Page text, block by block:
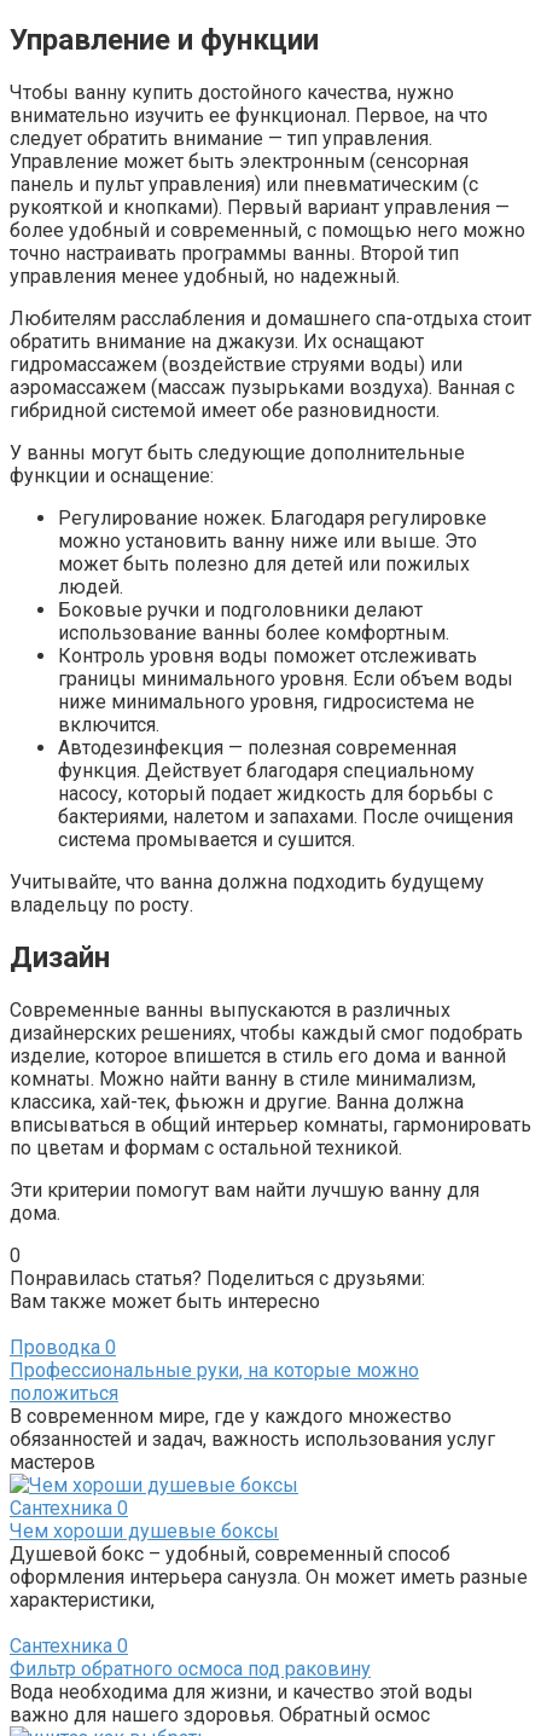
Управление и функции
Чтобы ванну купить достойного качества, нужно
внимательно изучить ее функционал. Первое, на что
следует обратить внимание — тип управления.
Управление может быть электронным (сенсорная
панель и пульт управления) или пневматическим (с
рукояткой и кнопками). Первый вариант управления —
более удобный и современный, с помощью него можно
точно настраивать программы ванны. Второй тип
управления менее удобный, но надежный.
Любителям расслабления и домашнего спа-отдыха стоит
обратить внимание на джакузи. Их оснащают
гидромассажем (воздействие струями воды) или
аэромассажем (массаж пузырьками воздуха). Ванная с
гибридной системой имеет обе разновидности.
У ванны могут быть следующие дополнительные
функции и оснащение:
Регулирование ножек. Благодаря регулировке
можно установить ванну ниже или выше. Это
может быть полезно для детей или пожилых
людей.
Боковые ручки и подголовники делают
использование ванны более комфортным.
Контроль уровня воды поможет отслеживать
границы минимального уровня. Если объем воды
ниже минимального уровня, гидросистема не
включится.
Автодезинфекция — полезная современная
функция. Действует благодаря специальному
насосу, который подает жидкость для борьбы с
бактериями, налетом и запахами. После очищения
система промывается и сушится.
Учитывайте, что ванна должна подходить будущему
владельцу по росту.
Дизайн
Современные ванны выпускаются в различных
дизайнерских решениях, чтобы каждый смог подобрать
изделие, которое впишется в стиль его дома и ванной
комнаты. Можно найти ванну в стиле минимализм,
классика, хай-тек, фьюжн и другие. Ванна должна
вписываться в общий интерьер комнаты, гармонировать
по цветам и формам с остальной техникой.
Эти критерии помогут вам найти лучшую ванну для
дома.
0
Понравилась статья? Поделиться с друзьями:
Вам также может быть интересно
Проводка 0
Профессиональные руки, на которые можно
положиться
В современном мире, где у каждого множество
обязанностей и задач, важность использования услуг
мастеров
Сантехника 0
Чем хороши душевые боксы
Душевой бокс – удобный, современный способ
оформления интерьера санузла. Он может иметь разные
характеристики,
Сантехника 0
Фильтр обратного осмоса под раковину
Вода необходима для жизни, и качество этой воды
важно для нашего здоровья. Обратный осмос